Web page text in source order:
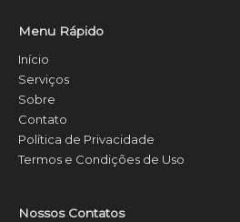
Menu Rápido
Início
Serviços
Sobre
Contato
Política de Privacidade
Termos e Condições de Uso
Nossos Contatos